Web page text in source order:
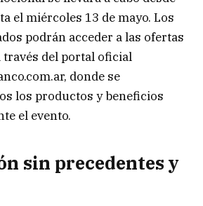
el miércoles 13 de mayo. Los
podrán acceder a las ofertas
través del portal oficial
donde se
los productos y beneficios
el evento.
sin precedentes y